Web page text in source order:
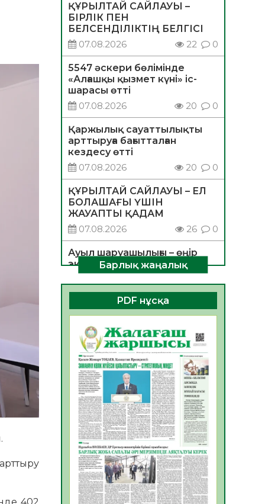
ҚҰРЫЛТАЙ САЙЛАУЫ –
БІРЛІК ПЕН
БЕЛСЕНДІЛІКТІҢ БЕЛГІСІ
07.08.2026
22 0
5547 әскери бөлімінде
«Алғашқы қызмет күні» іс-
шарасы өтті
07.08.2026
20 0
Қаржылық сауаттылықты
арттыруға бағытталған
кездесу өтті
07.08.2026
20 0
ҚҰРЫЛТАЙ САЙЛАУЫ – ЕЛ
БОЛАШАҒЫ ҮШІН
ЖАУАПТЫ ҚАДАМ
07.08.2026
26 0
Ауыл шаруашылығы – өңір
экономикасының негізгі
тірегі
06.08.2026
35 0
ҚОҒАМДЫҚ БЕЛСЕНДІЛІК –
ЕЛ ДАМУЫНЫҢ НЕГІЗІ
06.08.2026
32
ҚҰРЫЛТАЙ САЙЛАУЫ –
БОЛАШАҚҚА БАСТАР
ЖАУАПТЫ ТАҢДАУ
06.08.2026
35
Инфекциялық ауруларға
қарсы иммундау
жұмыстарының тиімділігі
06.08.2026
35
Көкжөтел ауруы туралы
Барлық жаңалық
PDF нұсқа